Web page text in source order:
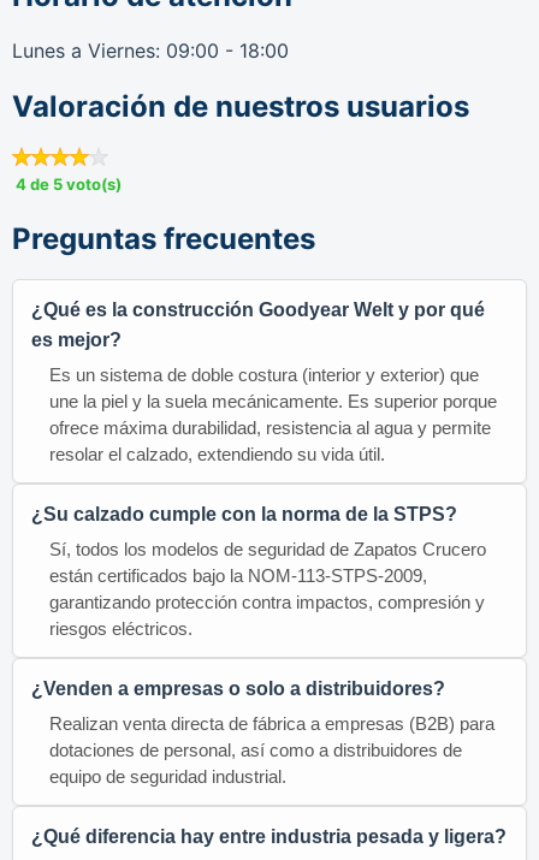
Lunes a Viernes: 09:00 - 18:00
Valoración de nuestros usuarios
4 de 5 voto(s)
Preguntas frecuentes
¿Qué es la construcción Goodyear Welt y por qué
es mejor?
Es un sistema de doble costura (interior y exterior) que
une la piel y la suela mecánicamente. Es superior porque
ofrece máxima durabilidad, resistencia al agua y permite
resolar el calzado, extendiendo su vida útil.
¿Su calzado cumple con la norma de la STPS?
Sí, todos los modelos de seguridad de Zapatos Crucero
están certificados bajo la NOM-113-STPS-2009,
garantizando protección contra impactos, compresión y
riesgos eléctricos.
¿Venden a empresas o solo a distribuidores?
Realizan venta directa de fábrica a empresas (B2B) para
dotaciones de personal, así como a distribuidores de
equipo de seguridad industrial.
¿Qué diferencia hay entre industria pesada y ligera?